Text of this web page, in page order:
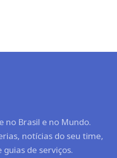
no Brasil e no Mundo.
notícias do seu time,
de serviços.